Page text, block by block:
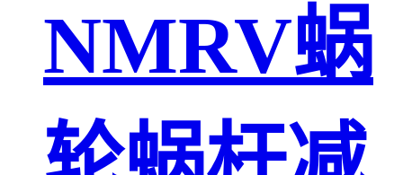
NMRV蜗